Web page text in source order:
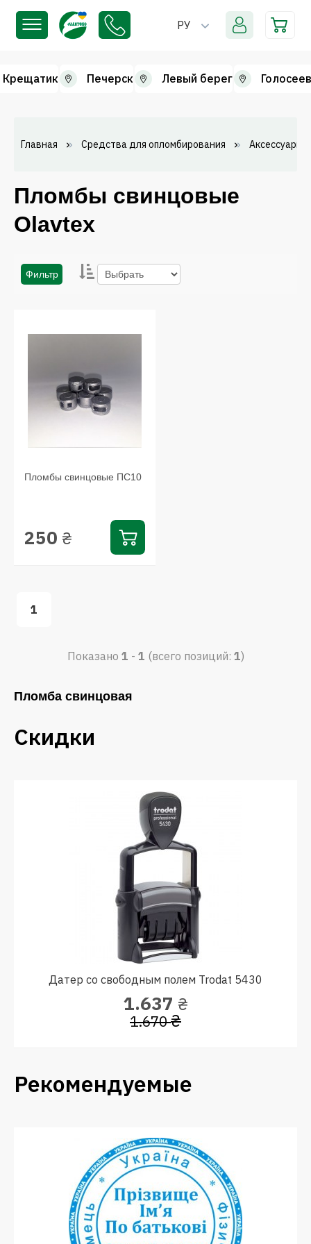
РУ
Крещатик Печерск Левый берег
Главная Средства для опломбирования Аксессуары
Пломбы свинцовые
Olavtex
Фильтр
Пломбы свинцовые ПС10
250 ₴
1
Показано 1 - 1 (всего позиций: 1)
Пломба свинцовая
Скидки
Датер со свободным полем Trodat 5430
1.637 ₴
1.670₴
Рекомендуемые